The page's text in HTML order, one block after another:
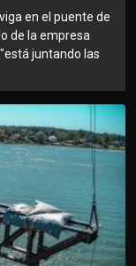
en el puente de
de la empresa
juntando las